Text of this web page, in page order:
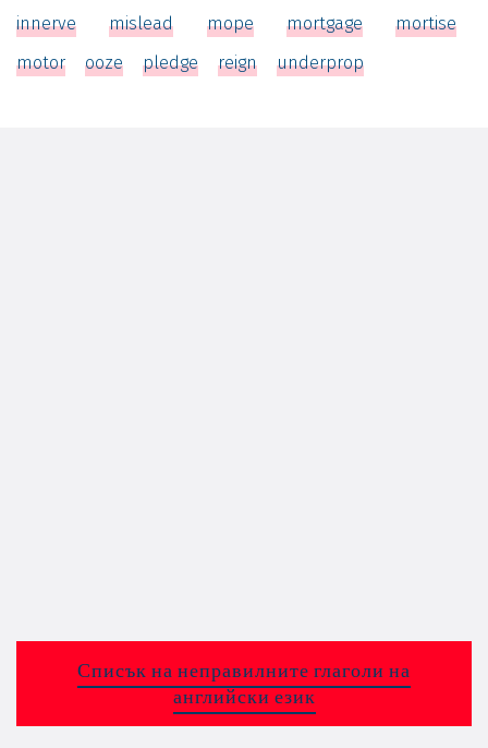
innerve mislead mope mortgage
mortise
motor
ooze pledge reign underprop
Списък на неправилните глаголи на
английски език